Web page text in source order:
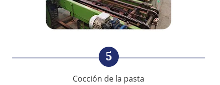
5
Cocción de la pasta